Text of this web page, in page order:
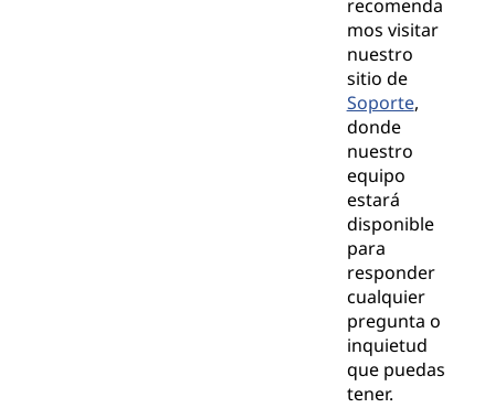
recomenda
mos visitar
nuestro
sitio de
Soporte,
donde
nuestro
equipo
estará
disponible
para
responder
cualquier
pregunta o
inquietud
que puedas
tener.